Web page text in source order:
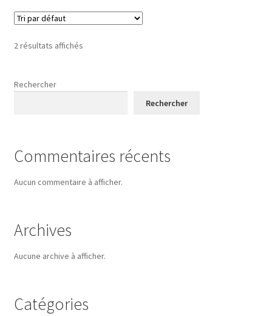
2 résultats affichés
Rechercher
Rechercher
Commentaires récents
Aucun commentaire à afficher.
Archives
Aucune archive à afficher.
Catégories